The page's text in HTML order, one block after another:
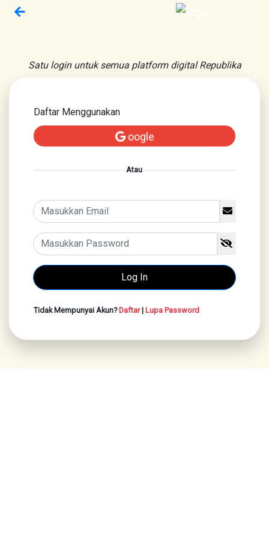
Satu login untuk semua platform digital Republika
Daftar Menggunakan
oogle
Atau
Tidak Mempunyai Akun?Daftar| Lupa Password